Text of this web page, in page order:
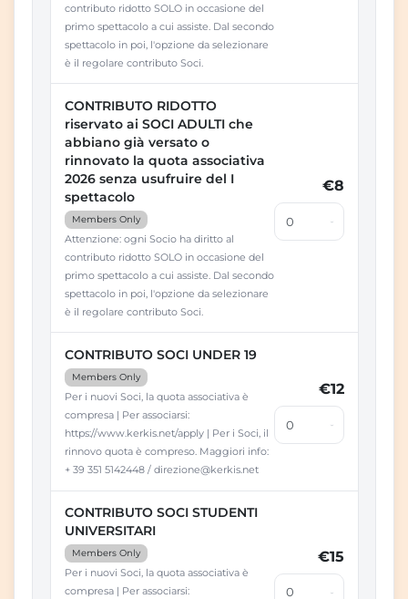
contributo ridotto SOLO in occasione del
primo spettacolo a cui assiste. Dal secondo
spettacolo in poi, l'opzione da selezionare
è il regolare contributo Soci.
CONTRIBUTO RIDOTTO
riservato ai SOCI ADULTI che
abbiano già versato o
rinnovato la quota associativa
2026 senza usufruire del I
spettacolo
Members Only
Attenzione: ogni Socio ha diritto al
contributo ridotto SOLO in occasione del
primo spettacolo a cui assiste. Dal secondo
spettacolo in poi, l'opzione da selezionare
è il regolare contributo Soci.
€8
CONTRIBUTO SOCI UNDER 19
Members Only
Per i nuovi Soci, la quota associativa è
compresa | Per associarsi:
https://www.kerkis.net/apply | Per i Soci, il
rinnovo quota è compreso. Maggiori info:
+ 39 351 5142448 / direzione@kerkis.net
€12
CONTRIBUTO SOCI STUDENTI
UNIVERSITARI
Members Only
Per i nuovi Soci, la quota associativa è
compresa | Per associarsi:
€15